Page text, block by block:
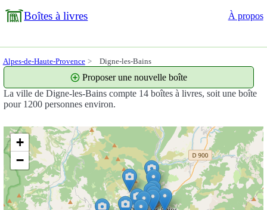
Boîtes à livres À propos
Alpes-de-Haute-Provence Digne-les-Bains
La ville de Digne-les-Bains compte 14 boîtes à livres, soit une boîte
pour 1200 personnes environ.
Proposer une nouvelle boîte
+
−